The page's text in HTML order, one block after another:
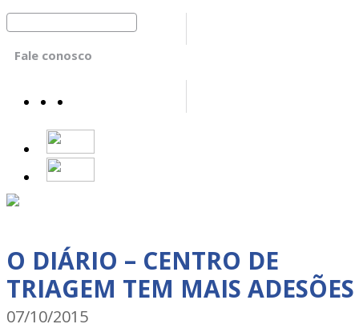
Fale conosco
O DIÁRIO – CENTRO DE
TRIAGEM TEM MAIS ADESÕES
07/10/2015